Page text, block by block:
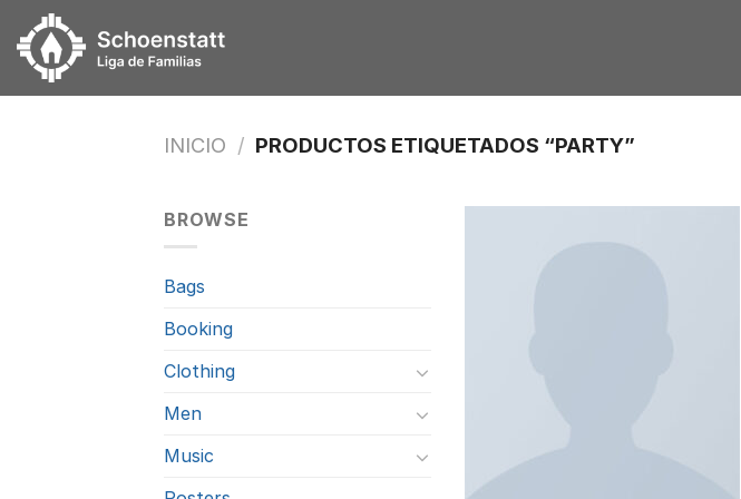
to
content
INICIO / PRODUCTOS ETIQUETADOS “PARTY”
BROWSE
Bags
Booking
Clothing
Men
Music